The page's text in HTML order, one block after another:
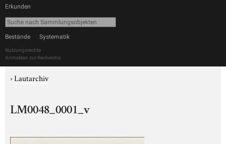
Erkunden
Bestände Systematik
Nutzungsrechte
Anmelden zur Recherche
›Lautarchiv
LM0048_0001_v